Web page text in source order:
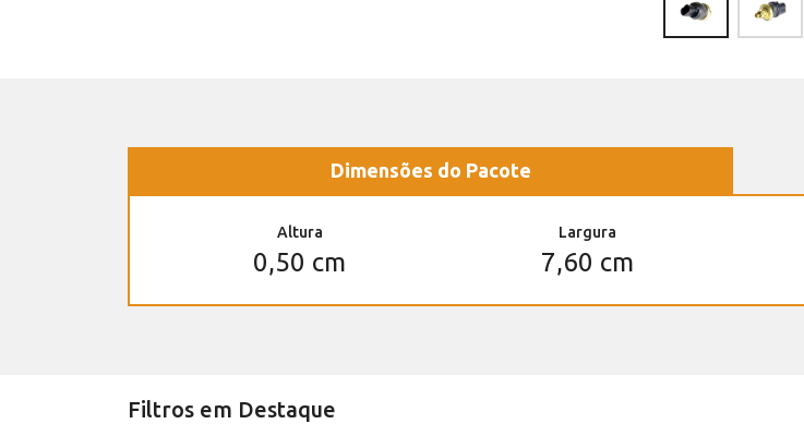
Dimensões do Pacote
Altura
0,50 cm
Largura
7,60 cm
Filtros em Destaque